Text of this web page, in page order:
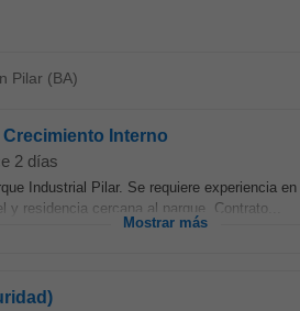
Pilar (BA)
Interno
2 días
Industrial Pilar. Se requiere experiencia en
residencia cercana al parque. Contrato...
Mostrar más